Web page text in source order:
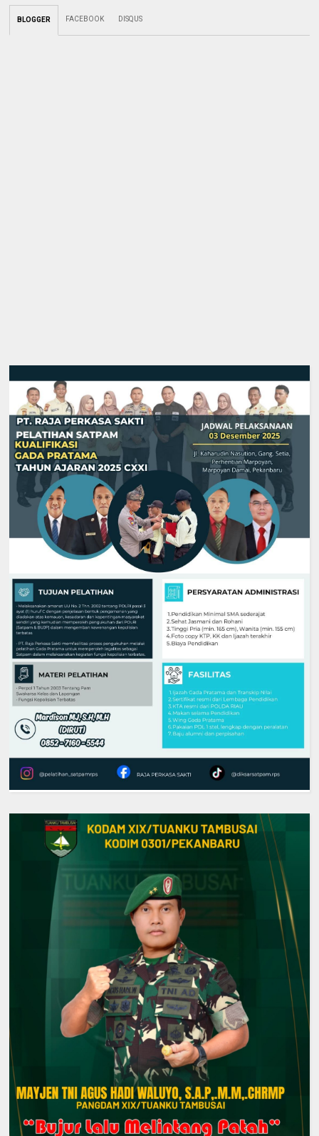
BLOGGER FACEBOOK DISQUS